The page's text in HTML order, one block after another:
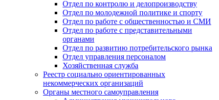
Отдел по контролю и делопроизводству
Отдел по молодежной политике и спорту
Отдел по работе с общественностью и СМИ
Отдел по работе с представительными
органами
Отдел по развитию потребительского рынка
Отдел управления персоналом
Хозяйственная служба
Реестр социально ориентированных
некоммерческих организаций
Органы местного самоуправления